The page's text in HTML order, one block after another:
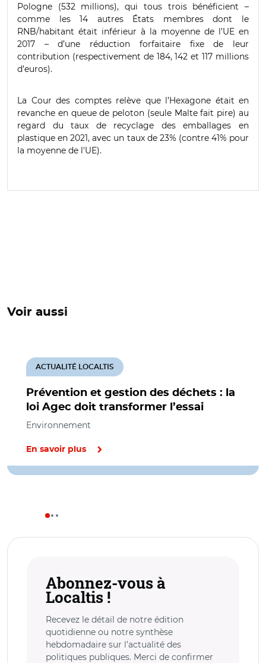
Pologne (532 millions), qui tous trois bénéficient –
comme les 14 autres États membres dont le
RNB/habitant était inférieur à la moyenne de l’UE en
2017 – d’une réduction forfaitaire fixe de leur
contribution (respectivement de 184, 142 et 117 millions
d’euros).
La Cour des comptes relève que l’Hexagone était en
revanche en queue de peloton (seule Malte fait pire) au
regard du taux de recyclage des emballages en
plastique en 2021, avec un taux de 23% (contre 41% pour
la moyenne de l'UE).
Voir aussi
Prévention et gestion des déchets : la
loi Agec doit transformer l’essai
ACTUALITÉ LOCALTIS
Environnement
En savoir plus
Abonnez-vous à
Localtis !
Recevez le détail de notre édition
quotidienne ou notre synthèse
hebdomadaire sur l’actualité des
politiques publiques. Merci de confirmer